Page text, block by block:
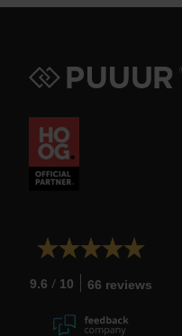
9.6 / 10 66 reviews